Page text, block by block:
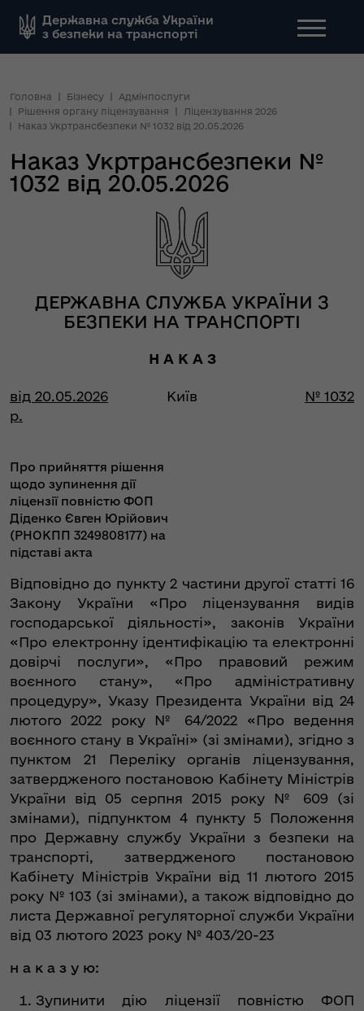
Державна служба України
з безпеки на транспорті
Головна Бізнесу
Адмінпослуги
Рішення органу ліцензування
Ліцензування 2026
Наказ Укртрансбезпеки № 1032 від 20.05.2026
Наказ Укртрансбезпеки №
1032 від 20.05.2026
ДЕРЖАВНА СЛУЖБА УКРАЇНИ З
БЕЗПЕКИ НА ТРАНСПОРТІ
Н А К А З
від 20.05.2026
р.
Київ № 1032
Про прийняття рішення
щодо зупинення дії
ліцензії повністю ФОП
Діденко Євген Юрійович
(РНОКПП 3249808177) на
підставі акта
Відповідно до пункту 2 частини другої статті 16
Закону України «Про ліцензування видів
господарської діяльності», законів України
«Про електронну ідентифікацію та електронні
довірчі послуги», «Про правовий режим
воєнного стану», «Про адміністративну
процедуру», Указу Президента України від 24
лютого 2022 року № 64/2022 «Про ведення
воєнного стану в Україні» (зі змінами), згідно з
пунктом 21 Переліку органів ліцензування,
затвердженого постановою Кабінету Міністрів
України від 05 серпня 2015 року № 609 (зі
змінами), підпунктом 4 пункту 5 Положення
про Державну службу України з безпеки на
транспорті, затвердженого постановою
Кабінету Міністрів України від 11 лютого 2015
року № 103 (зі змінами), а також відповідно до
листа Державної регуляторної служби України
від 03 лютого 2023 року № 403/20-23
н а к а з у ю:
Зупинити дію ліцензії повністю ФОП